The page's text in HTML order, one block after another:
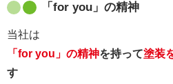
「for you」の精神
当社は
「for you」の精神を持って塗装
す